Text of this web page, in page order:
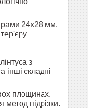
24х28 мм.
з
інші складні
площинах.
метод підрізки.